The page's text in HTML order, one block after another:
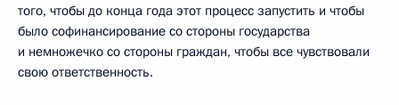
того, чтобы до конца года этот процесс запустить и чтобы
было софинансирование со стороны государства
и немножечко со стороны граждан, чтобы все чувствовали
свою ответственность.